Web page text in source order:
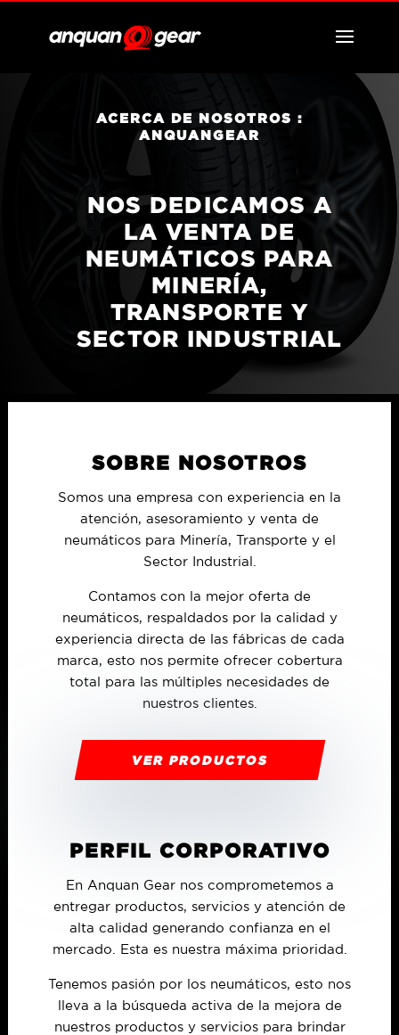
ACERCA DE NOSOTROS :
ANQUANGEAR
NOS DEDICAMOS A
LA VENTA DE
NEUMÁTICOS PARA
MINERÍA,
TRANSPORTE Y
SECTOR INDUSTRIAL
SOBRE NOSOTROS
Somos una empresa con experiencia en la
atención, asesoramiento y venta de
neumáticos para Minería, Transporte y el
Sector Industrial.
Contamos con la mejor oferta de
neumáticos, respaldados por la calidad y
experiencia directa de las fábricas de cada
marca, esto nos permite ofrecer cobertura
total para las múltiples necesidades de
nuestros clientes.
VER PRODUCTOS
PERFIL CORPORATIVO
En Anquan Gear nos comprometemos a
entregar productos, servicios y atención de
alta calidad generando confianza en el
mercado. Esta es nuestra máxima prioridad.
Tenemos pasión por los neumáticos, esto nos
lleva a la búsqueda activa de la mejora de
nuestros productos y servicios para brindar